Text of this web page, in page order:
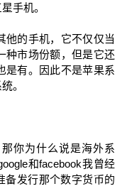
手机。
他的手机，它不仅仅当
种市场份额，但是它还
是有。因此不是苹果系
。
你为什么说是海外系
和facebook我曾经
备发行那个数字货币的